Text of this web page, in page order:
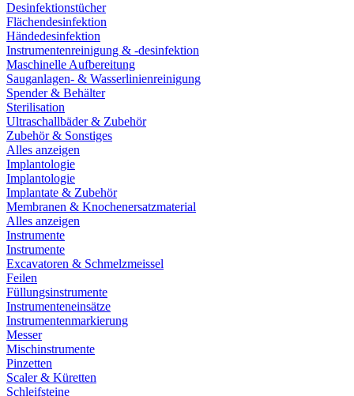
Desinfektionstücher
Flächendesinfektion
Händedesinfektion
Instrumentenreinigung & -desinfektion
Maschinelle Aufbereitung
Sauganlagen- & Wasserlinienreinigung
Spender & Behälter
Sterilisation
Ultraschallbäder & Zubehör
Zubehör & Sonstiges
Alles anzeigen
Implantologie
Implantologie
Implantate & Zubehör
Membranen & Knochenersatzmaterial
Alles anzeigen
Instrumente
Instrumente
Excavatoren & Schmelzmeissel
Feilen
Füllungsinstrumente
Instrumenteneinsätze
Instrumentenmarkierung
Messer
Mischinstrumente
Pinzetten
Scaler & Küretten
Schleifsteine